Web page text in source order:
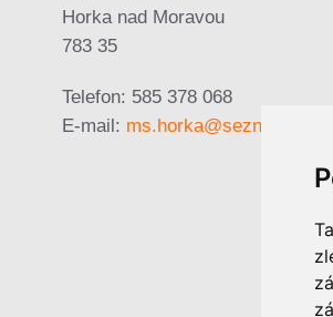
Horka nad Moravou
783 35
Telefon: 585 378 068
E-mail: ms.horka@seznam.cz